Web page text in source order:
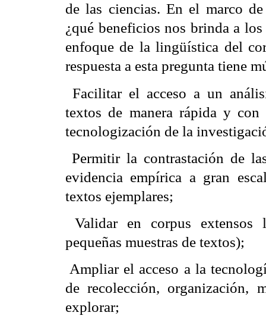
de las ciencias. En el marco
¿qué beneficios nos brinda a
enfoque de la lingüística del
respuesta a esta pregunta tiene
 Facilitar el acceso a un
textos de manera rápida y
tecnologización de la
 Permitir la contrastación de
evidencia empírica a gran
textos ejemplares;
 Validar en corpus
pequeñas muestras de textos);
 Ampliar el acceso a la
de recolección, organización,
explorar;